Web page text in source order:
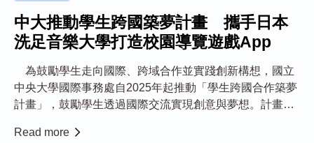
中大推動學生跨國築夢計畫 攜手日本
洗足音樂大學打造校園導覽遊戲App
為鼓勵學生走向國際、跨域合作並實踐創新構想，國立
中央大學國際事務處自2025年起推動「學生跨國合作築夢
計畫」，鼓勵學生透過國際交流實現創意與夢想。計畫邁
共8名學生參與，自主開發結合校園導覽與擴增實境
Read more